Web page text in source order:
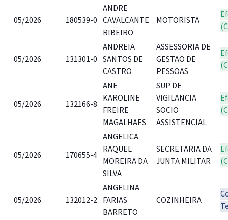
05/2026 180539-0
ANDRE
CAVALCANTE
RIBEIRO
MOTORISTA
05/2026 131301-0
ANDREIA
SANTOS DE
CASTRO
ASSESSORIA DE
GESTAO DE
PESSOAS
05/2026 132166-8
ANE
KAROLINE
FREIRE
MAGALHAES
SUP DE
VIGILANCIA
SOCIO
ASSISTENCIAL
05/2026 170655-4
ANGELICA
RAQUEL
MOREIRA DA
SILVA
SECRETARIA DA
JUNTA MILITAR
05/2026 132012-2
ANGELINA
FARIAS
BARRETO
COZINHEIRA